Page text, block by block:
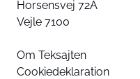
Horsensvej 72A
Vejle 7100
Om Teksajten
Cookiedeklaration